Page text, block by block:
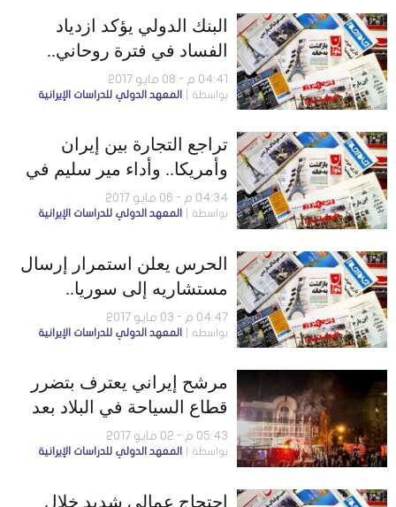
البنك الدولي يؤكد ازدياد
الفساد في فترة روحاني..
والحكومة تتجاهل مطالب أهل
السنة
04:41 م - 08 مايو 2017
بواسطة المعهد الدولي للدراسات الإيرانية
تراجع التجارة بين إيران
وأمريكا.. وأداء مير سليم في
المناظرة الثانية يفوق
التوقعات
04:34 م - 06 مايو 2017
بواسطة المعهد الدولي للدراسات الإيرانية
الحرس يعلن استمرار إرسال
مستشاريه إلى سوريا..
ومسؤول إيراني يهدد باجتياح
باكستان
04:47 م - 03 مايو 2017
بواسطة المعهد الدولي للدراسات الإيرانية
مرشح إيراني يعترف بتضرر
قطاع السياحة في البلاد بعد
الاعتداء على السفارة
السعودية
05:43 م - 02 مايو 2017
بواسطة المعهد الدولي للدراسات الإيرانية
احتجاج عمالي شديد خلال